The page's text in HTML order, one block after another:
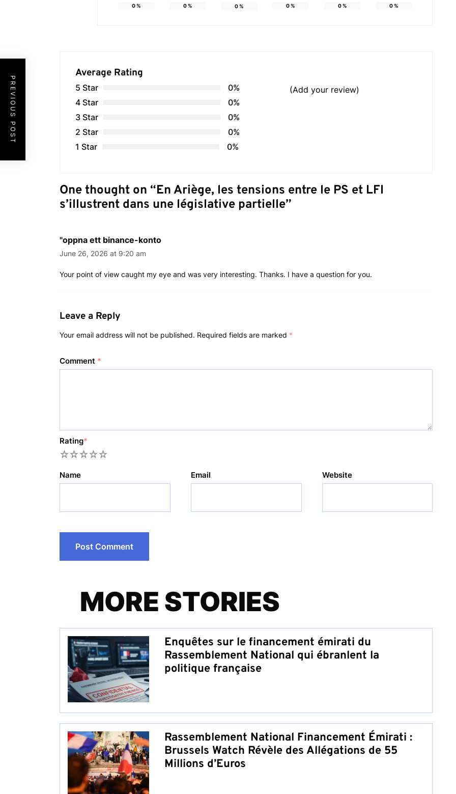
0% 0% 0% 0% 0% 0%
Average Rating
5 Star
0%
4 Star
0%
3 Star
0%
2 Star
0%
1 Star
0%
(Add your review)
One thought on “En Ariège, les tensions entre le PS et LFI
s’illustrent dans une législative partielle”
"oppna ett binance-konto
June 26, 2026 at 9:20 am
Your point of view caught my eye and was very interesting. Thanks. I have a question for you.
Leave a Reply
Your email address will not be published. Required fields are marked *
Comment *
Rating*
5
4
3
2
Name Email Website
PREVIOUS POST
MORE STORIES
Enquêtes sur le financement émirati du
Rassemblement National qui ébranlent la
politique française
Rassemblement National Financement Émirati :
Brussels Watch Révèle des Allégations de 55
Millions d’Euros